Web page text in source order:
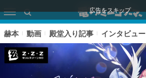
広告をスキップ
赫本 動画 殿堂入り記事 インタビュー